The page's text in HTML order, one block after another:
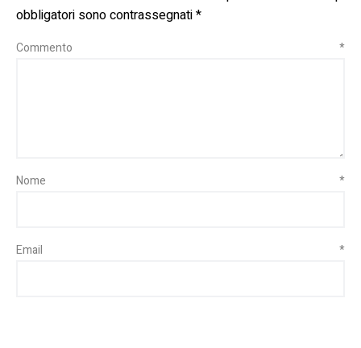
obbligatori sono contrassegnati*
Commento *
Nome *
Email *